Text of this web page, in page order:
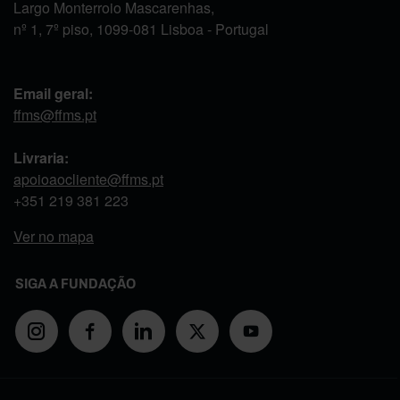
Largo Monterroio Mascarenhas,
nº 1, 7º piso, 1099-081 Lisboa - Portugal
Email geral:
ffms@ffms.pt
Livraria:
apoioaocliente@ffms.pt
+351 219 381 223
Ver no mapa
SIGA A FUNDAÇÃO